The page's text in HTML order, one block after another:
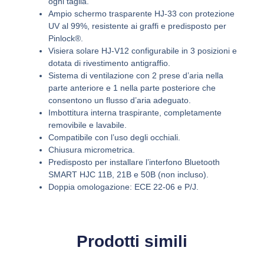
Ampio schermo trasparente HJ-33 con protezione
UV al 99%, resistente ai graffi e predisposto per
Pinlock®.
Visiera solare HJ-V12 configurabile in 3 posizioni e
dotata di rivestimento antigraffio.
Sistema di ventilazione con 2 prese d’aria nella
parte anteriore e 1 nella parte posteriore che
consentono un flusso d’aria adeguato.
Imbottitura interna traspirante, completamente
removibile e lavabile.
Compatibile con l’uso degli occhiali.
Chiusura micrometrica.
Predisposto per installare l’interfono Bluetooth
SMART HJC 11B, 21B e 50B (non incluso).
Doppia omologazione: ECE 22-06 e P/J.
Prodotti simili